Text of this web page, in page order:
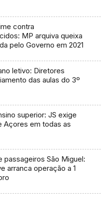
contra
MP arquiva queixa
pelo Governo em 2021
letivo: Diretores
das aulas do 3º
superior: JS exige
Açores em todas as
passageiros São Miguel:
arranca operação a 1